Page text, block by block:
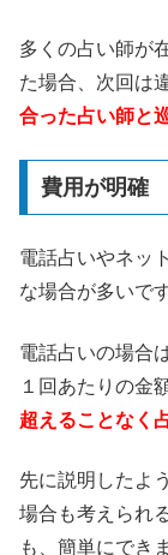
多くの占い師が
た場合、次回は
合った占い師と
費用が明確
電話占いやネッ
な場合が多いです
電話占いの場合
１回あたりの金
超えることなく
先に説明したよ
場合も考えられ
も、簡単にでき